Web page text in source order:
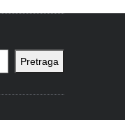
Pretraga